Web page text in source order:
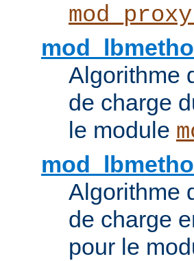
Algorithme
de charge
le module
Algorithme
de charge
pour le